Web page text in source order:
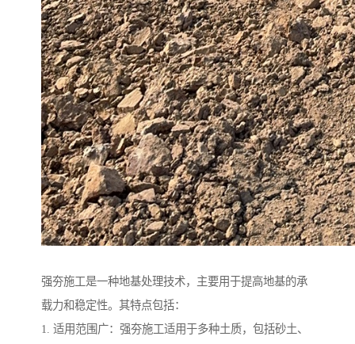
强夯施工是一种地基处理技术，主要用于提高地基的承
载力和稳定性。其特点包括：
1. 适用范围广：强夯施工适用于多种土质，包括砂土、